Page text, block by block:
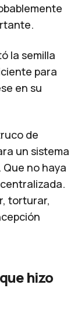
la semilla
para
en su
de
un sistema
no haya
torturar,
hizo